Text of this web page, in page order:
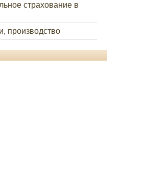
страхование в
производство